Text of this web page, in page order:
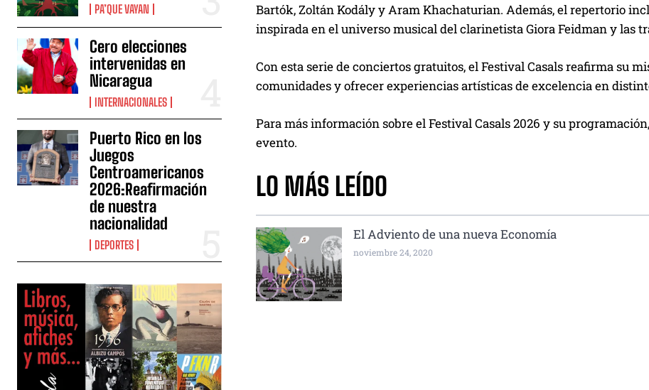
PA’QUE VAYAN
Cero elecciones
intervenidas en
Nicaragua
INTERNACIONALES
Puerto Rico en los
Juegos
Centroamericanos
2026:Reafirmación
de nuestra
nacionalidad
DEPORTES
Bartók, Zoltán Kodály y Aram Khachaturian. Además, el repertorio
inspirada en el universo musical del clarinetista Giora Feidman y las
Con esta serie de conciertos gratuitos, el Festival Casals reafirma su
comunidades y ofrecer experiencias artísticas de excelencia en
Para más información sobre el Festival Casals 2026 y su
evento.
LO MÁS LEÍDO
El Adviento de una nueva Economía
noviembre 24, 2020